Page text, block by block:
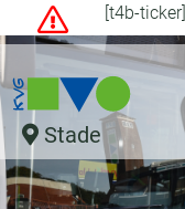
[t4b-ticker]
Stade